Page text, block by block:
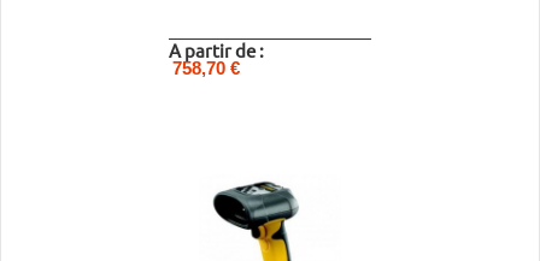
A partir de :
758,70 €